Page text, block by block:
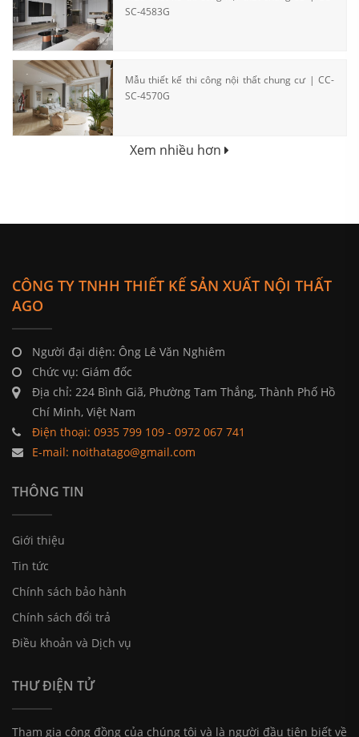
SC-4583G
Mẫu thiết kế thi công nội thất chung cư | CC-
SC-4570G
Xem nhiều hơn
CÔNG TY TNHH THIẾT KẾ SẢN XUẤT NỘI THẤT
AGO
Người đại diện: Ông Lê Văn Nghiêm
Chức vụ: Giám đốc
Địa chỉ: 224 Bình Giã, Phường Tam Thắng, Thành Phố Hồ
Chí Minh, Việt Nam
Điện thoại: 0935 799 109 - 0972 067 741
E-mail: noithatago@gmail.com
THÔNG TIN
Giới thiệu
Tin tức
Chính sách bảo hành
Chính sách đổi trả
Điều khoản và Dịch vụ
THƯ ĐIỆN TỬ
Tham gia cộng đồng của chúng tôi và là người đầu tiên biết về